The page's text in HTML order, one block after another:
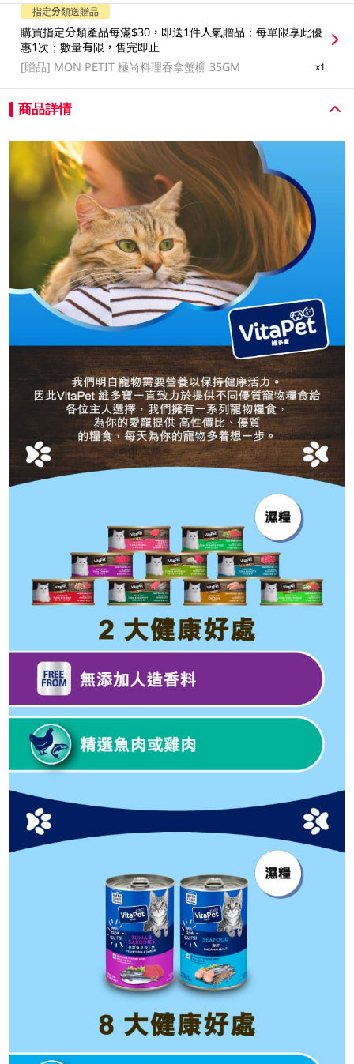
指定分類送贈品
購買指定分類產品每滿$30，即送1件人氣贈品；每單限享此優
惠1次；數量有限，售完即止
[贈品] MON PETIT 極尚料理吞拿蟹柳 35GM x1
商品詳情